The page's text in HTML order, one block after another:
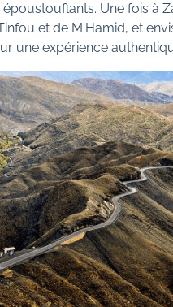
Une fois à
et de M'Hamid, et
une expérience